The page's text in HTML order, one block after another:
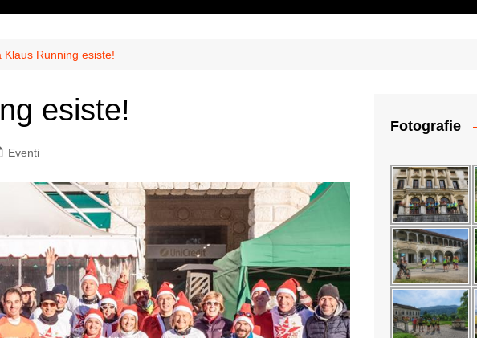
Anno
Convenzioni
Klaus Running esiste!
esiste!
Eventi
Fotografie